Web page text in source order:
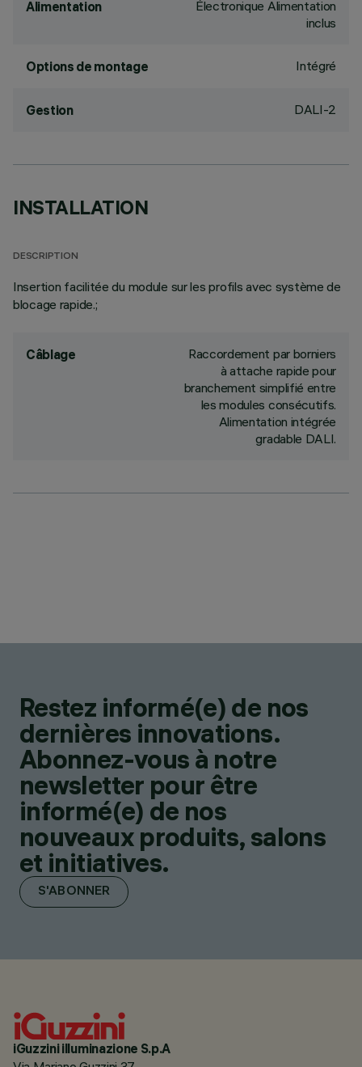
Alimentation
Électronique Alimentation
inclus
Options de montage Intégré
Gestion DALI-2
INSTALLATION
DESCRIPTION
Insertion facilitée du module sur les profils avec système de
blocage rapide.;
Câblage
Raccordement par borniers
à attache rapide pour
branchement simplifié entre
les modules consécutifs.
Alimentation intégrée
gradable DALI.
Restez informé(e) de nos
dernières innovations.
Abonnez-vous à notre
newsletter pour être
informé(e) de nos
nouveaux produits, salons
et initiatives.
S'ABONNER
iGuzzini illuminazione S.p.A